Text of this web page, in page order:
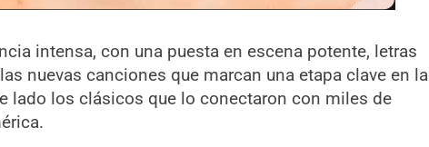
intensa, con una puesta en escena potente, letras
nuevas canciones que marcan una etapa clave en la
lado los clásicos que lo conectaron con miles de